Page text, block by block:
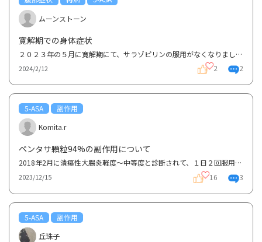
ムーンストーン
寛解期での身体症状
２０２３年の５月に寛解期にて、サラゾピリンの服用がなくなりましたサラゾピリンの内服の中止にて、腹...
2024/2/12 2 2
5-ASA
副作用
Komita.r
ペンタサ顆粒94%の副作用について
2018年2月に潰瘍性大腸炎軽度～中等度と診断されて、１日２回服用していましたが最近は症状も落ち着いて...
2023/12/15 16 3
5-ASA
副作用
丘珠子